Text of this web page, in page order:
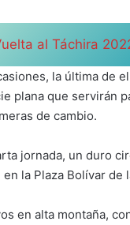
al Táchira
la última de
plana que servirán
de cambio.
jornada, un duro
la Plaza Bolívar de
en alta montaña,